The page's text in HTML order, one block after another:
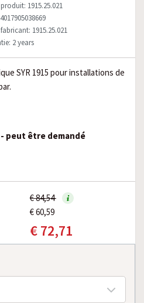
1915.25.021
1915.25.021
2 years
SYR 1915 pour installations de
peut être demandé
€ 84,54
€ 60,59
€ 72,71